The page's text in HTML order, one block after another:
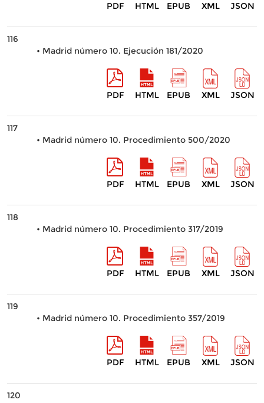
PDF HTML EPUB XML JSON
116
• Madrid número 10. Ejecución 181/2020
PDF HTML EPUB XML JSON
117
• Madrid número 10. Procedimiento 500/2020
PDF HTML EPUB XML JSON
118
• Madrid número 10. Procedimiento 317/2019
PDF HTML EPUB XML JSON
119
• Madrid número 10. Procedimiento 357/2019
PDF HTML EPUB XML JSON
120